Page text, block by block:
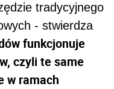
tradycyjnego
- stwierdza
funkcjonuje
czyli te same
w ramach